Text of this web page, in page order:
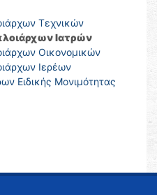
Τεχνικών
Ιατρών
Οικονομικών
Ιερέων
Ειδικής Μονιμότητας